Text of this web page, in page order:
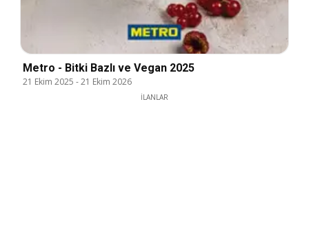
Metro - Bitki Bazlı ve Vegan 2025
21 Ekim 2025 -21 Ekim 2026
İLANLAR